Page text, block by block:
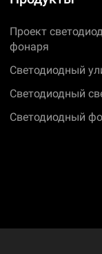
Проект
фонаря
Светодиодный
Светодиодный
Светодиодный